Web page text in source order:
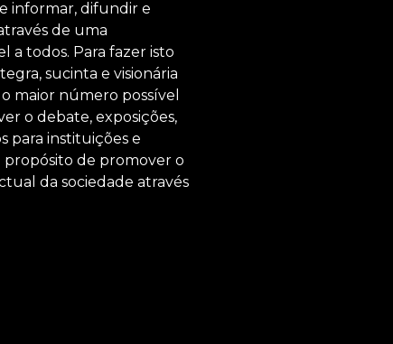
informar, difundir e
de uma
a todos. Para fazer isto
sucinta e visionária
maior número possível
o debate, exposições,
para instituições e
propósito de promover o
da sociedade através